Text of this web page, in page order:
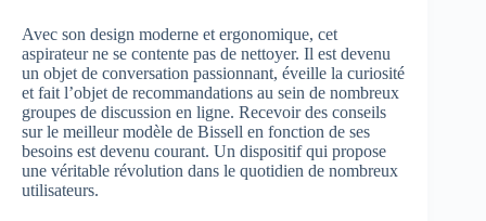
Avec son design moderne et ergonomique, cet
aspirateur ne se contente pas de nettoyer. Il est devenu
un objet de conversation passionnant, éveille la curiosité
et fait l’objet de recommandations au sein de nombreux
groupes de discussion en ligne. Recevoir des conseils
sur le meilleur modèle de Bissell en fonction de ses
besoins est devenu courant. Un dispositif qui propose
une véritable révolution dans le quotidien de nombreux
utilisateurs.